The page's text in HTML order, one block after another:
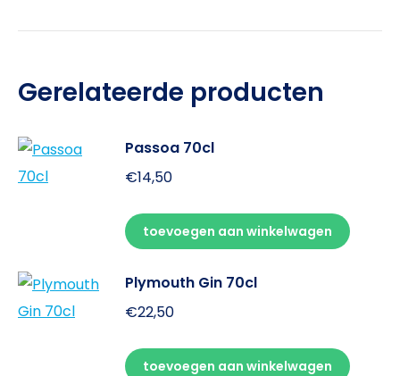
Gerelateerde producten
Passoa 70cl
€14,50
toevoegen aan winkelwagen
Plymouth Gin 70cl
€22,50
toevoegen aan winkelwagen